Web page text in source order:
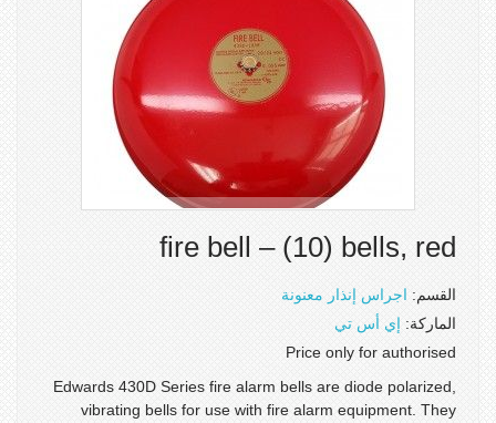
fire bell – (10) bells, red
القسم: اجراس إنذار معنونة
الماركة: إي أس تي
Price only for authorised
Edwards 430D Series fire alarm bells are diode polarized,
vibrating bells for use with fire alarm equipment. They